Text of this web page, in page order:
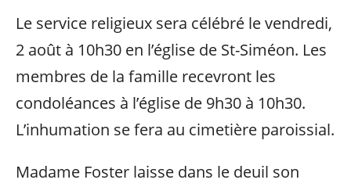
Le service religieux sera célébré le vendredi,
2 août à 10h30 en l’église de St-Siméon. Les
membres de la famille recevront les
condoléances à l’église de 9h30 à 10h30.
L’inhumation se fera au cimetière paroissial.
Madame Foster laisse dans le deuil son